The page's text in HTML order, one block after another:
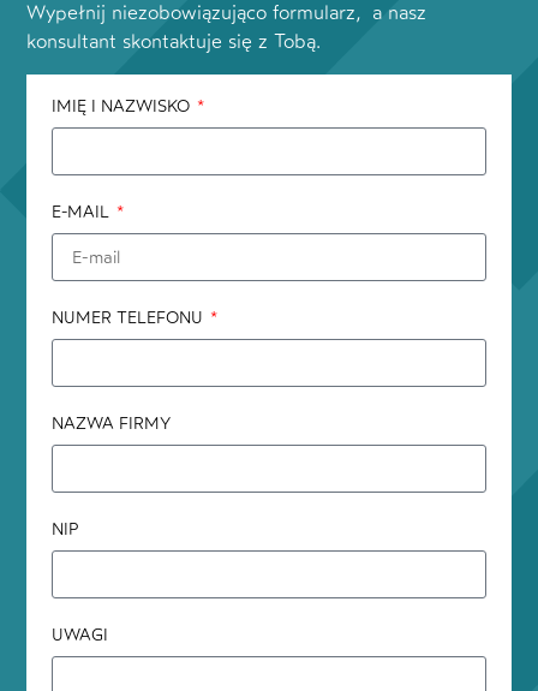
Wypełnij niezobowiązująco formularz, a nasz
konsultant skontaktuje się z Tobą.
IMIĘ I NAZWISKO
E-MAIL
NUMER TELEFONU
NAZWA FIRMY
NIP
UWAGI